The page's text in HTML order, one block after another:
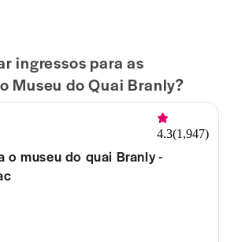
ingressos para as
Museu do Quai Branly?
4.3(1,947)
o museu do quai Branly -